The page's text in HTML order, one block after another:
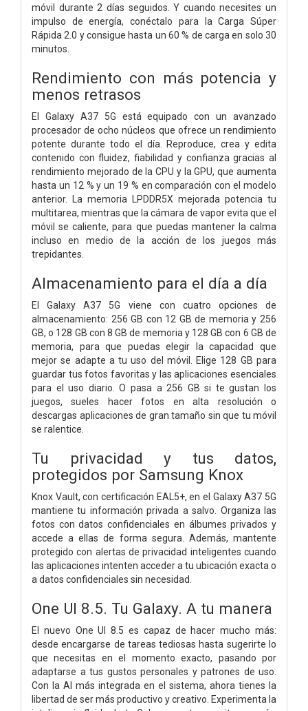
móvil durante 2 días seguidos. Y cuando necesites un
impulso de energía, conéctalo para la Carga Súper
Rápida 2.0 y consigue hasta un 60 % de carga en solo 30
minutos.
Rendimiento con más potencia y
menos retrasos
El Galaxy A37 5G está equipado con un avanzado
procesador de ocho núcleos que ofrece un rendimiento
potente durante todo el día. Reproduce, crea y edita
contenido con fluidez, fiabilidad y confianza gracias al
rendimiento mejorado de la CPU y la GPU, que aumenta
hasta un 12 % y un 19 % en comparación con el modelo
anterior. La memoria LPDDR5X mejorada potencia tu
multitarea, mientras que la cámara de vapor evita que el
móvil se caliente, para que puedas mantener la calma
incluso en medio de la acción de los juegos más
trepidantes.
Almacenamiento para el día a día
El Galaxy A37 5G viene con cuatro opciones de
almacenamiento: 256 GB con 12 GB de memoria y 256
GB, o 128 GB con 8 GB de memoria y 128 GB con 6 GB de
memoria, para que puedas elegir la capacidad que
mejor se adapte a tu uso del móvil. Elige 128 GB para
guardar tus fotos favoritas y las aplicaciones esenciales
para el uso diario. O pasa a 256 GB si te gustan los
juegos, sueles hacer fotos en alta resolución o
descargas aplicaciones de gran tamaño sin que tu móvil
se ralentice.
Tu privacidad y tus datos,
protegidos por Samsung Knox
Knox Vault, con certificación EAL5+, en el Galaxy A37 5G
mantiene tu información privada a salvo. Organiza las
fotos con datos confidenciales en álbumes privados y
accede a ellas de forma segura. Además, mantente
protegido con alertas de privacidad inteligentes cuando
las aplicaciones intenten acceder a tu ubicación exacta o
a datos confidenciales sin necesidad.
One UI 8.5. Tu Galaxy. A tu manera
El nuevo One UI 8.5 es capaz de hacer mucho más:
desde encargarse de tareas tediosas hasta sugerirte lo
que necesitas en el momento exacto, pasando por
adaptarse a tus gustos personales y patrones de uso.
Con la AI más integrada en el sistema, ahora tienes la
libertad de ser más productivo y creativo. Experimenta la